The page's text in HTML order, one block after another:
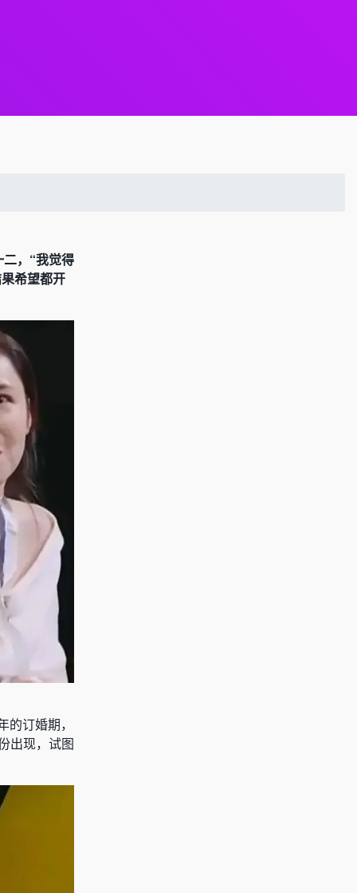
，“我觉得
希望都开
订婚期，
出现，试图